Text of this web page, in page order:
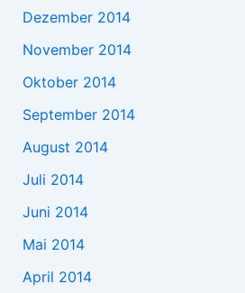
Dezember 2014
November 2014
Oktober 2014
September 2014
August 2014
Juli 2014
Juni 2014
Mai 2014
April 2014